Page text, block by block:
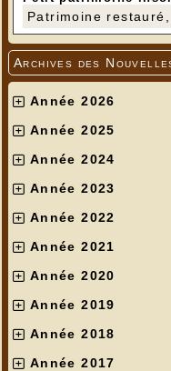
Patrimoine
Archives des
Année 2026
Année 2025
Année 2024
Année 2023
Année 2022
Année 2021
Année 2020
Année 2019
Année 2018
Année 2017